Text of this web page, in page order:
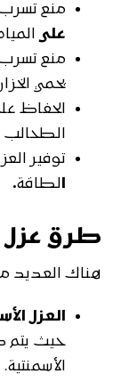
منع تسرب
على
منع تسرب
يحمي
الحفاظ
الطحالب
توفير
الطاقة.
طرق عزل
هناك العديد
العزل
حيث يتم
الأسمنتية.